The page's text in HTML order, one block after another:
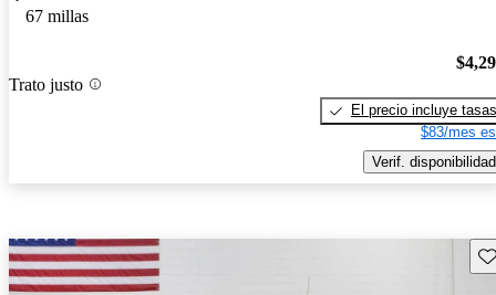
67 millas
Trato justo
El precio incluye tasas
$83/mes
Verif. disponibilidad